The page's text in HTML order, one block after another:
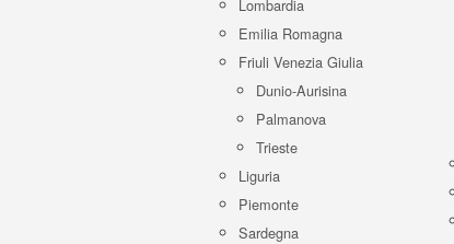
Lombardia
Emilia Romagna
Friuli Venezia Giulia
Dunio-Aurisina
Palmanova
Trieste
Liguria
Piemonte
Sardegna